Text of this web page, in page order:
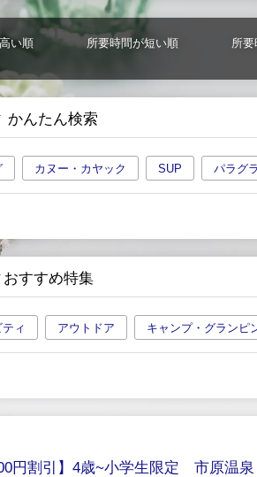
高い順 所要時間が短い順 所
かんたん検索
カヌー・カヤック SUP パラグ
すすめ特集
ィ アウトドア キャンプ・グランピ
円割引】4歳~小学生限定 市原温